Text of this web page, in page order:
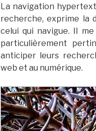
La navigation
recherche, exprime la
celui qui navigue. Il
particulièrement
anticiper leurs
web et au numérique.